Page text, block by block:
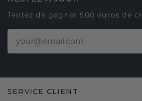
Tentez de gagner 500 euros de
SERVICE CLIENT